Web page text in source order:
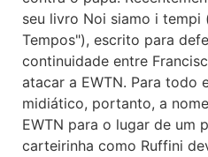
seu livro Noi siamo i tempi
Tempos"), escrito para
continuidade entre
atacar a EWTN. Para todo
midiático, portanto, a
EWTN para o lugar de um
carteirinha como Ruffini